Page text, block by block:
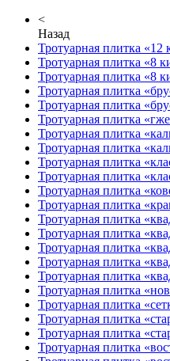
<
Назад
Тротуарная плитка «12
Тротуарная плитка «8
Тротуарная плитка «8
Тротуарная плитка
Тротуарная плитка
Тротуарная плитка
Тротуарная плитка
Тротуарная плитка
Тротуарная плитка
Тротуарная плитка
Тротуарная плитка
Тротуарная плитка
Тротуарная плитка
Тротуарная плитка
Тротуарная плитка
Тротуарная плитка
Тротуарная плитка
Тротуарная плитка
Тротуарная плитка
Тротуарная плитка
Тротуарная плитка
Тротуарная плитка